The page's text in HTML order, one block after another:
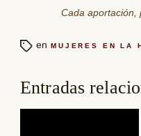
Cada aportación,
en MUJERES EN LA
Entradas